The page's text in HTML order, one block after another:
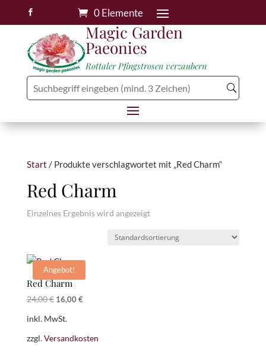
 0 Elemente
Magic Garden
Paeonies
Rottaler Pfingstrosen verzaubern
Start / Produkte verschlagwortet mit „Red Charm“
Red Charm
Einzelnes Ergebnis wird angezeigt
Angebot!
Red Charm
24,00€ Ursprünglicher
war:
24,00 €
16,00€Aktueller
16,00 €.
inkl. MwSt.
zzgl.Versandkosten